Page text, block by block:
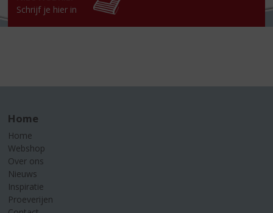
Schrijf je hier in
Home
Home
Webshop
Over ons
Nieuws
Inspiratie
Proeverijen